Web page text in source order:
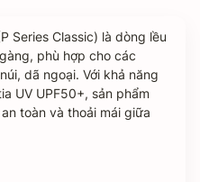
Series Classic) là dòng lều
phù hợp cho các
dã ngoại. Với khả năng
UV UPF50+, sản phẩm
toàn và thoải mái giữa